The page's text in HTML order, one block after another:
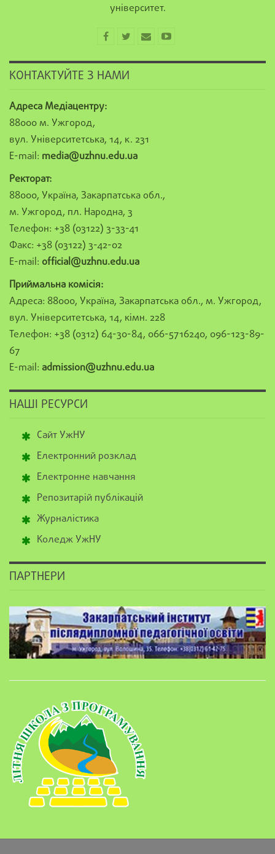
університет.
КОНТАКТУЙТЕ З НАМИ
Адреса Медіацентру:
88000 м. Ужгород,
вул. Університетська, 14, к. 231
E-mail: media@uzhnu.edu.ua
Ректорат:
88000, Україна, Закарпатська обл.,
м. Ужгород, пл. Народна, 3
Телефон: +38 (03122) 3-33-41
Факс: +38 (03122) 3-42-02
E-mail: official@uzhnu.edu.ua
Приймальна комісія:
Адреса: 88000, Україна, Закарпатська обл., м. Ужгород,
вул. Університетська, 14, кімн. 228
Телефон: +38 (0312) 64-30-84, 066-5716240, 096-123-89-
67
E-mail: admission@uzhnu.edu.ua
НАШІ РЕСУРСИ
Сайт УжНУ
Електронний розклад
Електронне навчання
Репозитарій публікацій
Журналістика
Коледж УжНУ
ПАРТНЕРИ